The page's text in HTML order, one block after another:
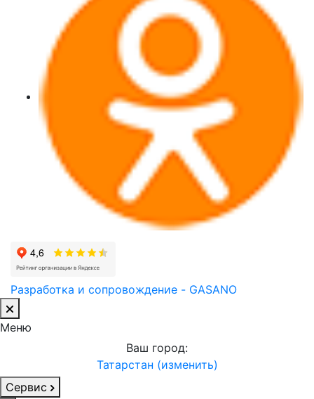
Разработка и сопровождение - GASANO
Меню
Ваш город:
Татарстан (изменить)
Сервис